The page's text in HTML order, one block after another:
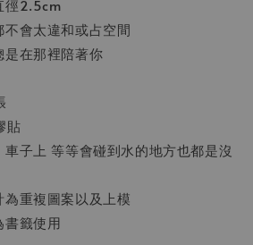
徑2.5cm
會太違和或占空間
在那裡陪著你
貼
子上 等等會碰到水的地方也都是沒
重複圖案以及上模
書籤使用